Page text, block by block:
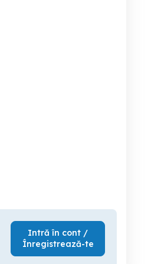
Intră în cont /
Înregistrează-te